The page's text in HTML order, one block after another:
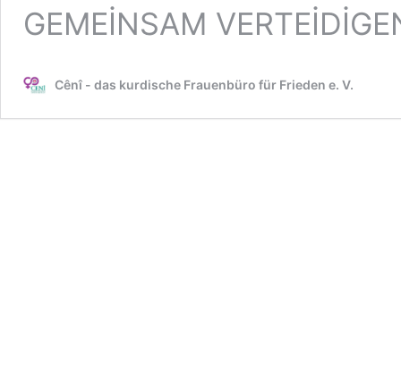
GEMEİNSAM
Cênî - das kurdische Frauenbüro für Frieden e. V.